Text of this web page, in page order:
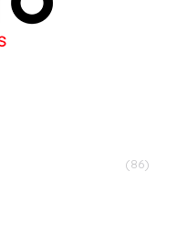
(86)